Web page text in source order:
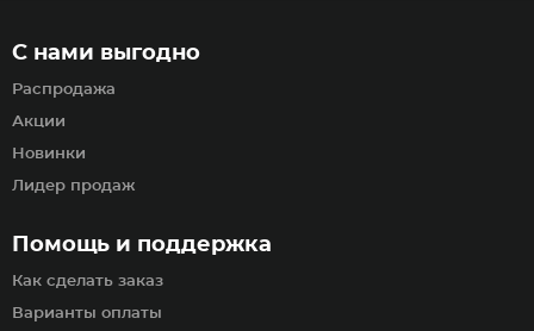
Помощь и поддержка
Как сделать заказ
Варианты оплаты
С нами выгодно
Распродажа
Акции
Новинки
Лидер продаж